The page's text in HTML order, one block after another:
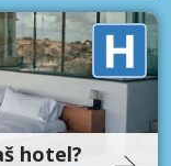
hotel?